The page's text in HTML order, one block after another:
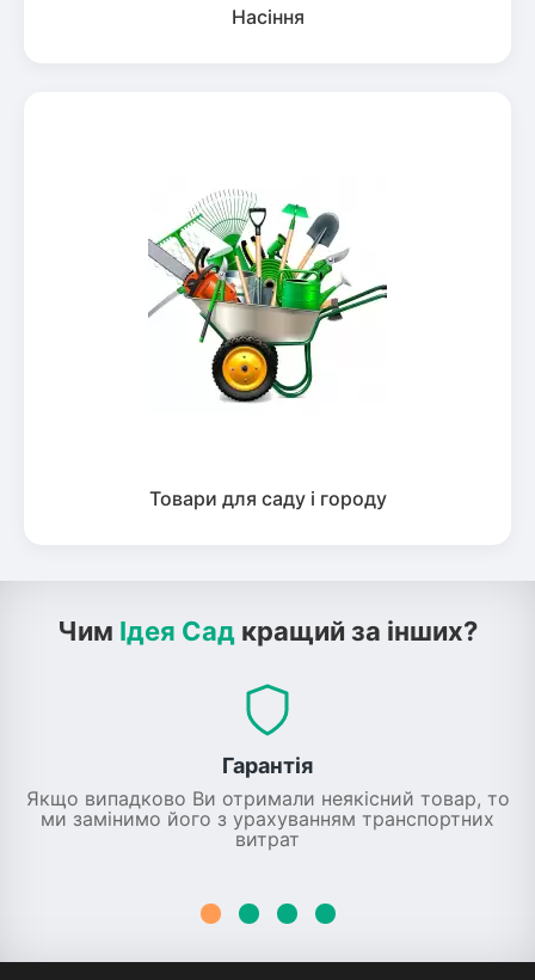
Насіння
Товари для саду і городу
Чим Ідея Сад кращий за інших?
Гарантія
Якщо випадково Ви отримали неякісний товар, то
ми замінимо його з урахуванням транспортних
витрат